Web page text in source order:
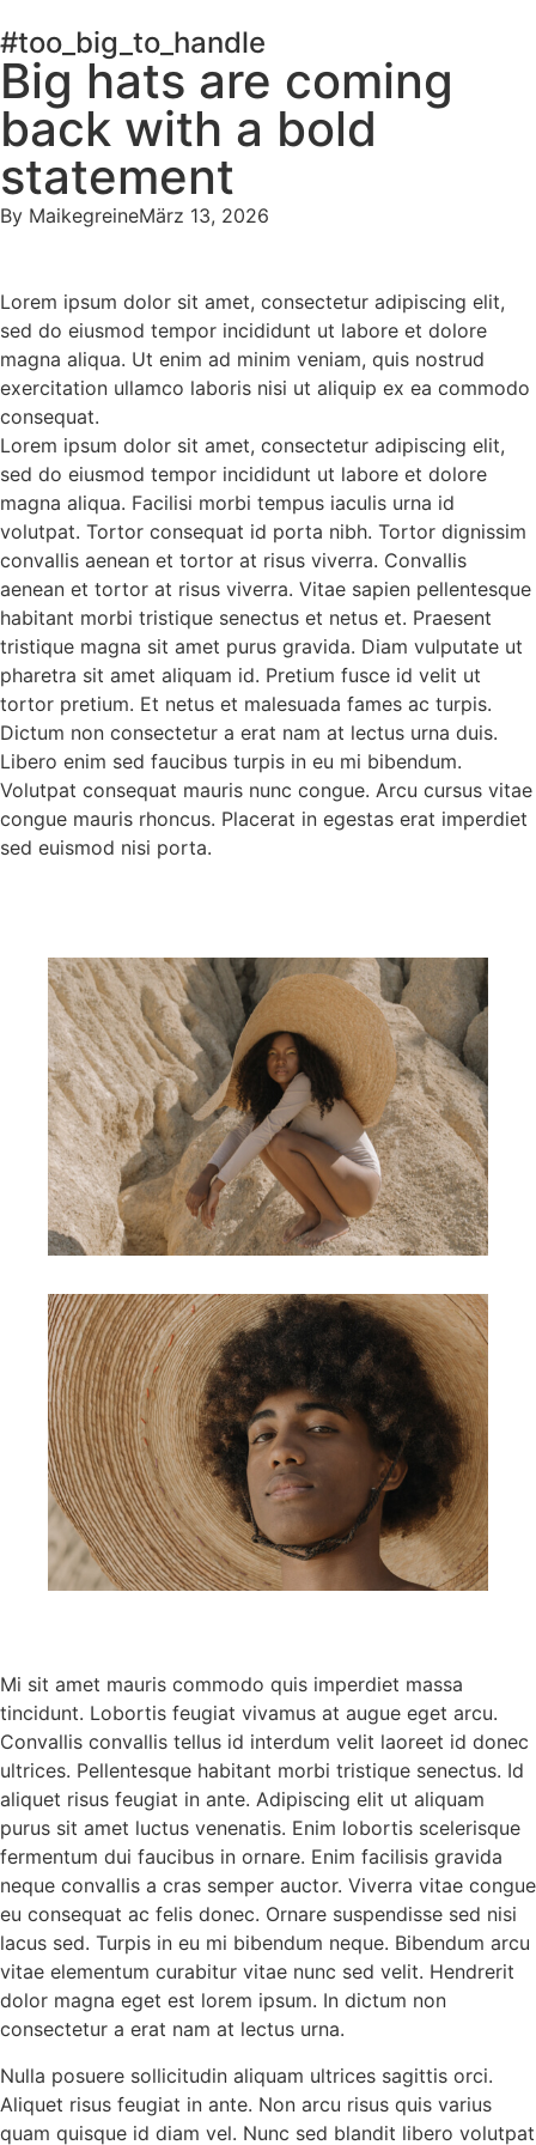
#too_big_to_handle
Big hats are coming
back with a bold
statement
By MaikegreineMärz 13, 2026
Lorem ipsum dolor sit amet, consectetur adipiscing elit,
sed do eiusmod tempor incididunt ut labore et dolore
magna aliqua. Ut enim ad minim veniam, quis nostrud
exercitation ullamco laboris nisi ut aliquip ex ea commodo
consequat.
Lorem ipsum dolor sit amet, consectetur adipiscing elit,
sed do eiusmod tempor incididunt ut labore et dolore
magna aliqua. Facilisi morbi tempus iaculis urna id
volutpat. Tortor consequat id porta nibh. Tortor dignissim
convallis aenean et tortor at risus viverra. Convallis
aenean et tortor at risus viverra. Vitae sapien pellentesque
habitant morbi tristique senectus et netus et. Praesent
tristique magna sit amet purus gravida. Diam vulputate ut
pharetra sit amet aliquam id. Pretium fusce id velit ut
tortor pretium. Et netus et malesuada fames ac turpis.
Dictum non consectetur a erat nam at lectus urna duis.
Libero enim sed faucibus turpis in eu mi bibendum.
Volutpat consequat mauris nunc congue. Arcu cursus vitae
congue mauris rhoncus. Placerat in egestas erat imperdiet
sed euismod nisi porta.
Mi sit amet mauris commodo quis imperdiet massa
tincidunt. Lobortis feugiat vivamus at augue eget arcu.
Convallis convallis tellus id interdum velit laoreet id donec
ultrices. Pellentesque habitant morbi tristique senectus. Id
aliquet risus feugiat in ante. Adipiscing elit ut aliquam
purus sit amet luctus venenatis. Enim lobortis scelerisque
fermentum dui faucibus in ornare. Enim facilisis gravida
neque convallis a cras semper auctor. Viverra vitae congue
eu consequat ac felis donec. Ornare suspendisse sed nisi
lacus sed. Turpis in eu mi bibendum neque. Bibendum arcu
vitae elementum curabitur vitae nunc sed velit. Hendrerit
dolor magna eget est lorem ipsum. In dictum non
consectetur a erat nam at lectus urna.
Nulla posuere sollicitudin aliquam ultrices sagittis orci.
Aliquet risus feugiat in ante. Non arcu risus quis varius
quam quisque id diam vel. Nunc sed blandit libero volutpat